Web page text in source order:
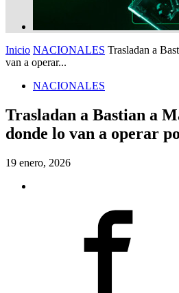
Inicio NACIONALES Trasladan a
van a operar...
NACIONALES
Trasladan a Bastian a
donde lo van a operar
19 enero, 2026